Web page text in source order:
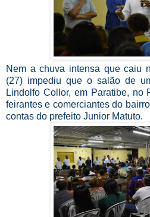
Nem a chuva intensa que caiu
(27) impediu que o salão de
Lindolfo Collor, em Paratibe, no
feirantes e comerciantes do
contas do prefeito Junior Matuto.